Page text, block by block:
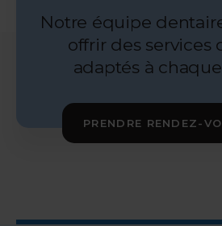
Notre équipe
offrir des services
adaptés à
PRENDRE RENDEZ-